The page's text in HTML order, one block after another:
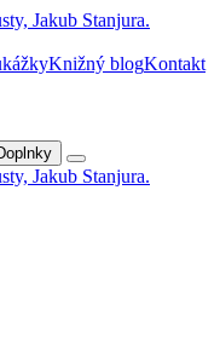
Knižný blogKontakt